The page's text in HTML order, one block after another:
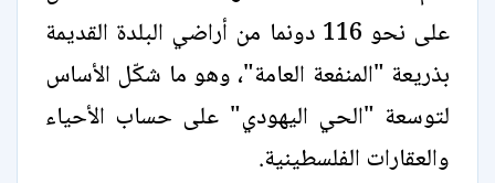
على نحو 116 دونما من أراضي البلدة القديمة
بذريعة "المنفعة العامة"، وهو ما شكّل الأساس
لتوسعة "الحي اليهودي" على حساب الأحياء
والعقارات الفلسطينية.